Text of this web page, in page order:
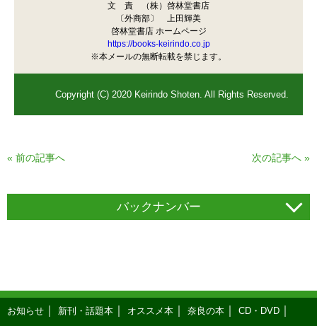
文 責 （株）啓林堂書店
〔外商部〕 上田輝美
啓林堂書店 ホームページ
https://books-keirindo.co.jp
※本メールの無断転載を禁じます。
Copyright (C) 2020 Keirindo Shoten. All Rights Reserved.
« 前の記事へ 次の記事へ »
バックナンバー
お知らせ 新刊・話題本 オススメ本 奈良の本 CD・DVD